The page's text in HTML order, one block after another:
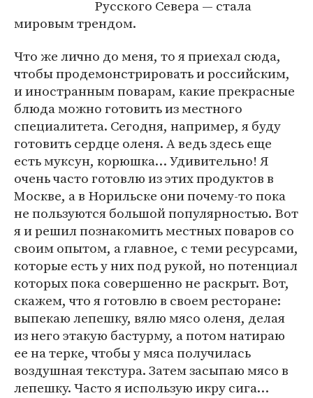
Русского Севера — стала
мировым трендом.
Что же лично до меня, то я приехал сюда,
чтобы продемонстрировать и российским,
и иностранным поварам, какие прекрасные
блюда можно готовить из местного
специалитета. Сегодня, например, я буду
готовить сердце оленя. А ведь здесь еще
есть муксун, корюшка… Удивительно! Я
очень часто готовлю из этих продуктов в
Москве, а в Норильске они почему-то пока
не пользуются большой популярностью. Вот
я и решил познакомить местных поваров со
своим опытом, а главное, с теми ресурсами,
которые есть у них под рукой, но потенциал
которых пока совершенно не раскрыт. Вот,
скажем, что я готовлю в своем ресторане:
выпекаю лепешку, вялю мясо оленя, делая
из него этакую бастурму, а потом натираю
ее на терке, чтобы у мяса получилась
воздушная текстура. Затем засыпаю мясо в
лепешку. Часто я использую икру сига…